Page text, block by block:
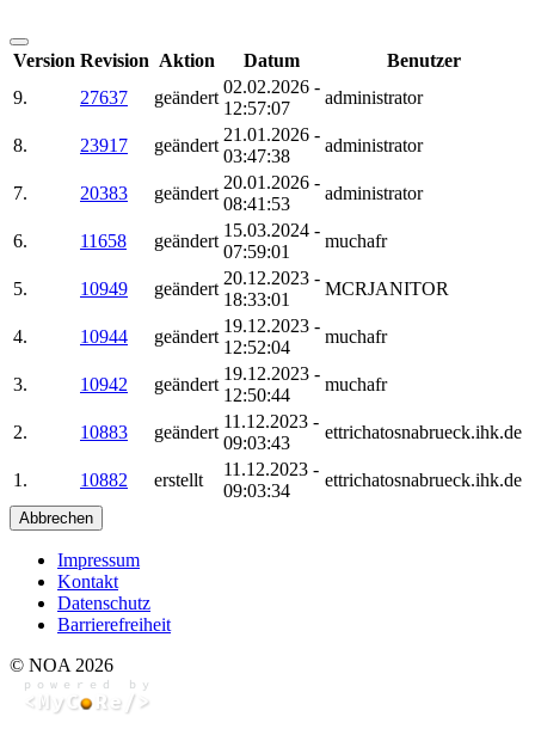
Version Revision Aktion Datum
Benutzer
9.
27637 geändert
02.02.2026 -
12:57:07
administrator
8. 23917 geändert
21.01.2026 -
03:47:38
administrator
7. 20383 geändert
20.01.2026 -
08:41:53
administrator
6. 11658 geändert
15.03.2024 -
07:59:01
muchafr
5. 10949 geändert
20.12.2023 -
18:33:01
MCRJANITOR
4. 10944 geändert
19.12.2023 -
12:52:04
muchafr
3. 10942 geändert
19.12.2023 -
12:50:44
muchafr
2. 10883 geändert
11.12.2023 -
09:03:43
ettrichatosnabrueck.ihk.de
1. 10882 erstellt
11.12.2023 -
09:03:34
ettrichatosnabrueck.ihk.de
Abbrechen
Impressum
Kontakt
Datenschutz
Barrierefreiheit
© NOA 2026